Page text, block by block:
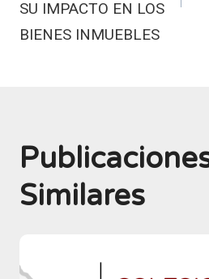
SU IMPACTO EN LOS
BIENES INMUEBLES
Similares